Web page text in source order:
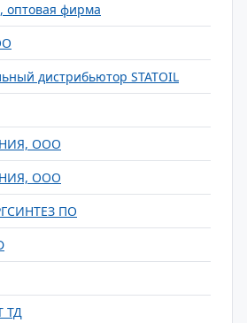
фирма
дистрибьютор STATOIL
ООО
ООО
ПО
ТД